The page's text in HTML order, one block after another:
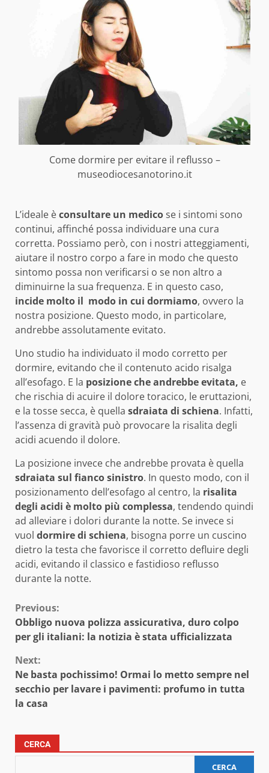
Come dormire per evitare il reflusso –
museodiocesanotorino.it
L’ideale èconsultare un medicose i sintomi sono
continui, affinché possa individuare una cura
corretta. Possiamo però, con i nostri atteggiamenti,
aiutare il nostro corpo a fare in modo che questo
sintomo possa non verificarsi o se non altro a
diminuirne la sua frequenza. E in questo caso,
incide molto il modo in cui dormiamo, ovvero la
nostra posizione. Questo modo, in particolare,
andrebbe assolutamente evitato.
Uno studio ha individuato il modo corretto per
dormire, evitando che il contenuto acido risalga
all’esofago. E la posizione che andrebbe evitata, e
che rischia di acuire il dolore toracico, le eruttazioni,
e la tosse secca, è quella sdraiata di schiena. Infatti,
l’assenza di gravità può provocare la risalita degli
acidi acuendo il dolore.
La posizione invece che andrebbe provata è quella
sdraiata sul fianco sinistro. In questo modo, con il
posizionamento dell’esofago al centro, la risalita
degli acidi è molto più complessa, tendendo quindi
ad alleviare i dolori durante la notte. Se invece si
vuol dormire di schiena, bisogna porre un cuscino
dietro la testa che favorisce il corretto defluire degli
acidi, evitando il classico e fastidioso reflusso
durante la notte.
Continue
Reading
Previous:
Obbligo nuova polizza assicurativa, duro colpo
per gli italiani: la notizia è stata ufficializzata
Next:
Ne basta pochissimo! Ormai lo metto sempre nel
secchio per lavare i pavimenti: profumo in tutta
la casa
CERCA
CERCA